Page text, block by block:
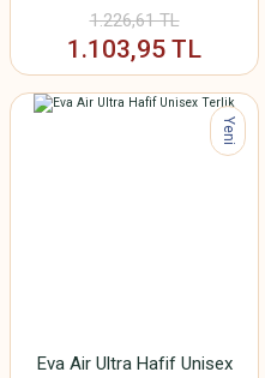
1.226,61 TL
1.103,95 TL
Yeni
Eva Air Ultra Hafif Unisex